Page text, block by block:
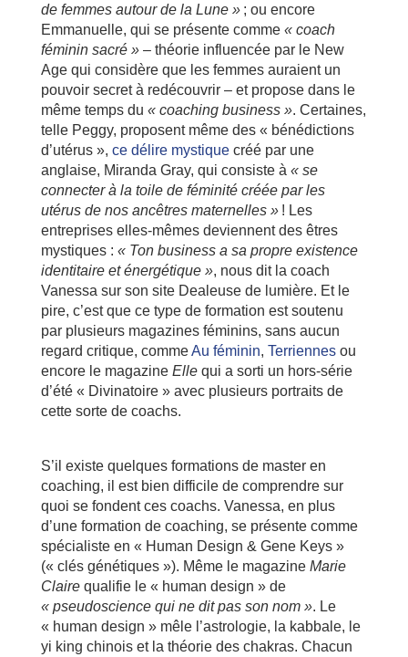
de femmes autour de la Lune » ; ou encore
Emmanuelle, qui se présente comme « coach
féminin sacré »– théorie influencée par le New
Age qui considère que les femmes auraient un
pouvoir secret à redécouvrir – et propose dans le
même temps du « coaching business ». Certaines,
telle Peggy, proposent même des « bénédictions
d’utérus », ce délire mystiquecréé par une
anglaise, Miranda Gray, qui consiste à « se
connecter à la toile de féminité créée par les
utérus de nos ancêtres maternelles »! Les
entreprises elles-mêmes deviennent des êtres
mystiques : « Ton business a sa propre existence
identitaire et énergétique », nous dit la coach
Vanessa sur son site Dealeuse de lumière. Et le
pire, c’est que ce type de formation est soutenu
par plusieurs magazines féminins, sans aucun
regard critique, commeAu féminin, Terriennesou
encore le magazine Ellequi a sorti un hors-série
d’été « Divinatoire » avec plusieurs portraits de
cette sorte de coachs.
S’il existe quelques formations de master en
coaching, il est bien difficile de comprendre sur
quoi se fondent ces coachs. Vanessa, en plus
d’une formation de coaching, se présente comme
spécialiste en « Human Design & Gene Keys »
(« clés génétiques »). Même le magazine Marie
Clairequalifie le « human design » de
« pseudoscience qui ne dit pas son nom ». Le
« human design » mêle l’astrologie, la kabbale, le
yi king chinois et la théorie des chakras. Chacun